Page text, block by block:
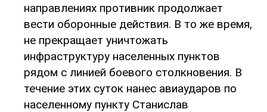
направлениях противник продолжает
вести оборонные действия. В то же время,
не прекращает уничтожать
инфраструктуру населенных пунктов
рядом с линией боевого столкновения. В
течение этих суток нанес авиаударов по
населенному пункту Станислав